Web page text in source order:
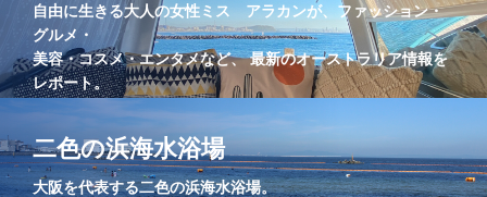
自由に生きる大人の女性ミス アラカンが、ファッション・
グルメ・
美容・コスメ・エンタメなど、 最新のオーストラリア情報を
レポート。
二色の浜海水浴場
大阪を代表する二色の浜海水浴場。